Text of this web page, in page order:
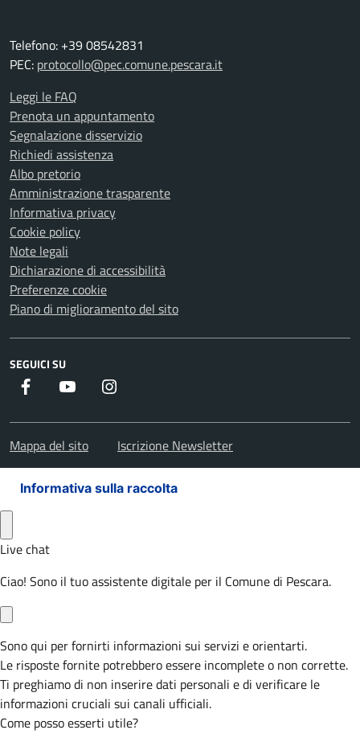
Telefono: +39 08542831
PEC: protocollo@pec.comune.pescara.it
Leggi le FAQ
Prenota un appuntamento
Segnalazione disservizio
Richiedi assistenza
Albo pretorio
Amministrazione trasparente
Informativa privacy
Cookie policy
Note legali
Dichiarazione di accessibilità
Preferenze cookie
Piano di miglioramento del sito
SEGUICI SU
Facebook Youtube
Mappa del sito Iscrizione Newsletter
Informativa sulla raccolta